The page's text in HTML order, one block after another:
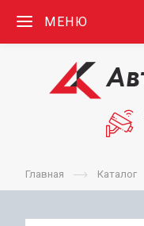
МЕНЮ
Главная Каталог